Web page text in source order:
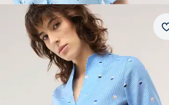
19 von 24.
Bluse Kelchkragen
4,7 (9)
139,99
(-57%)